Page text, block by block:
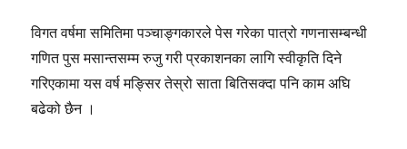
विगत वर्षमा समितिमा पञ्चाङ्गकारले पेस गरेका पात्रो गणनासम्बन्धी
गणित पुस मसान्तसम्म रुजु गरी प्रकाशनका लागि स्वीकृति दिने
गरिएकामा यस वर्ष मङ्सिर तेस्रो साता बितिसक्दा पनि काम अघि
बढेको छैन ।